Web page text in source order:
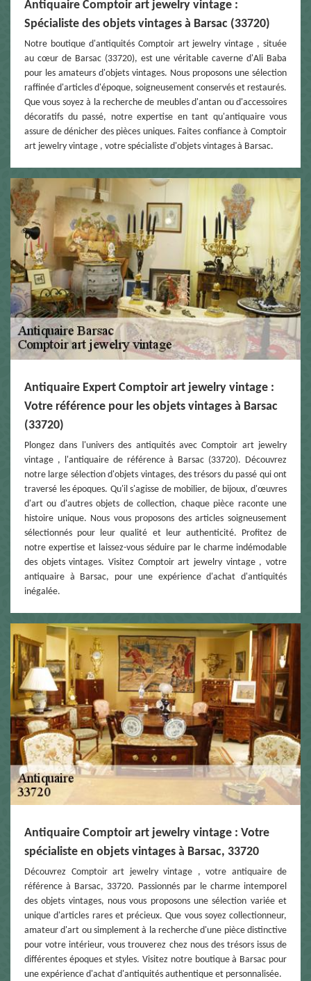
Antiquaire Comptoir art jewelry vintage :
Spécialiste des objets vintages à Barsac (33720)
Notre boutique d'antiquités Comptoir art jewelry vintage , située
au cœur de Barsac (33720), est une véritable caverne d'Ali Baba
pour les amateurs d'objets vintages. Nous proposons une sélection
raffinée d'articles d'époque, soigneusement conservés et restaurés.
Que vous soyez à la recherche de meubles d'antan ou d'accessoires
décoratifs du passé, notre expertise en tant qu'antiquaire vous
assure de dénicher des pièces uniques. Faites confiance à Comptoir
art jewelry vintage , votre spécialiste d'objets vintages à Barsac.
Antiquaire Expert Comptoir art jewelry vintage :
Votre référence pour les objets vintages à Barsac
(33720)
Plongez dans l'univers des antiquités avec Comptoir art jewelry
vintage , l'antiquaire de référence à Barsac (33720). Découvrez
notre large sélection d'objets vintages, des trésors du passé qui ont
traversé les époques. Qu'il s'agisse de mobilier, de bijoux, d'œuvres
d'art ou d'autres objets de collection, chaque pièce raconte une
histoire unique. Nous vous proposons des articles soigneusement
sélectionnés pour leur qualité et leur authenticité. Profitez de
notre expertise et laissez-vous séduire par le charme indémodable
des objets vintages. Visitez Comptoir art jewelry vintage , votre
antiquaire à Barsac, pour une expérience d'achat d'antiquités
inégalée.
Antiquaire Comptoir art jewelry vintage : Votre
spécialiste en objets vintages à Barsac, 33720
Découvrez Comptoir art jewelry vintage , votre antiquaire de
référence à Barsac, 33720. Passionnés par le charme intemporel
des objets vintages, nous vous proposons une sélection variée et
unique d'articles rares et précieux. Que vous soyez collectionneur,
amateur d'art ou simplement à la recherche d'une pièce distinctive
pour votre intérieur, vous trouverez chez nous des trésors issus de
différentes époques et styles. Visitez notre boutique à Barsac pour
une expérience d'achat d'antiquités authentique et personnalisée.